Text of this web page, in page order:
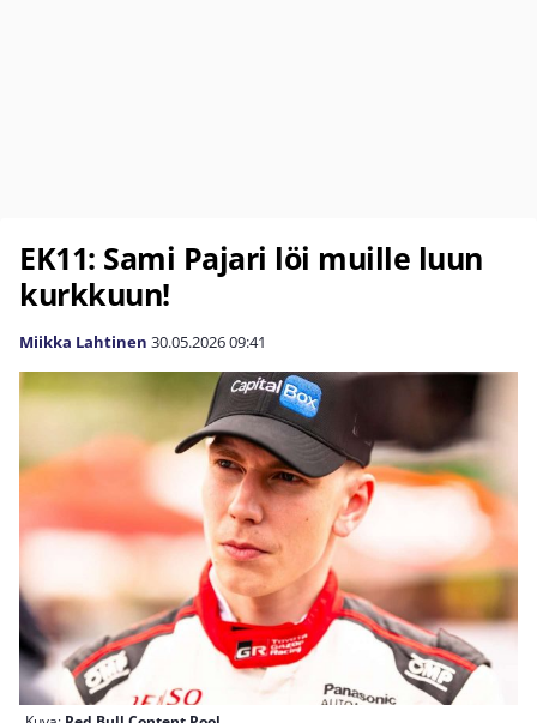
EK11: Sami Pajari löi muille luun
kurkkuun!
Miikka Lahtinen 30.05.202609:41